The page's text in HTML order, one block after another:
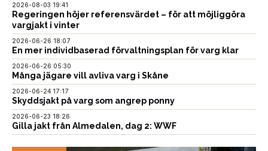
2026-08-03 19:41
Regeringen höjer referensvärdet – för att möjliggöra
vargjakt i vinter
2026-06-26 18:07
En mer individbaserad förvaltningsplan för varg klar
2026-06-26 05:30
Många jägare vill avliva varg i Skåne
2026-06-24 17:17
Skyddsjakt på varg som angrep ponny
2026-06-23 18:26
Gilla jakt från Almedalen, dag 2: WWF